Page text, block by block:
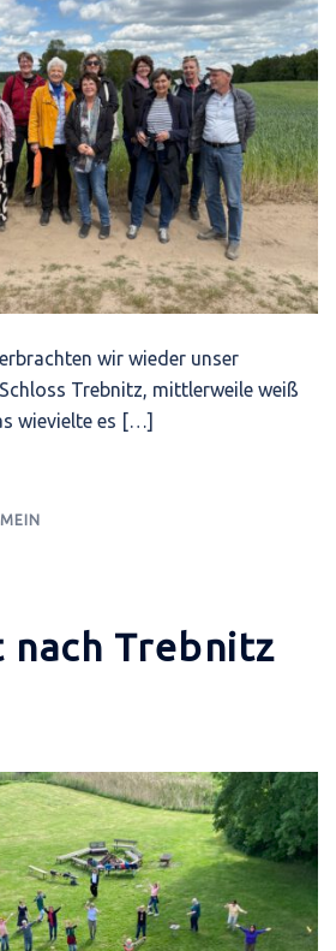
wir wieder unser
Trebnitz, mittlerweile weiß
wievielte es […]
Trebnitz